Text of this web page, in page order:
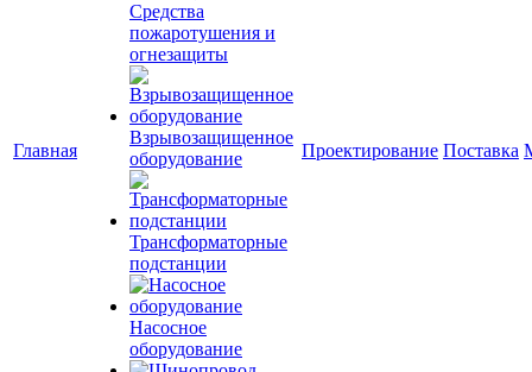
Главная
Средства
пожаротушения и
огнезащиты
Взрывозащищенное
оборудование
Трансформаторные
подстанции
Насосное
оборудование
Проектирование Поставка